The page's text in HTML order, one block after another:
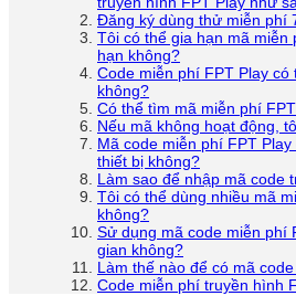
Đăng ký dùng thử miễn phí
Tôi có thể gia hạn mã miễn
hạn không?
Code miễn phí FPT Play
không?
Có thể tìm mã miễn phí
Nếu mã không hoạt động,
Mã code miễn phí FPT
thiết bị không?
Làm sao để nhập mã code
Tôi có thể dùng nhiều mã
không?
Sử dụng mã code miễn phí
gian không?
Làm thế nào để có mã
Code miễn phí truyền hình